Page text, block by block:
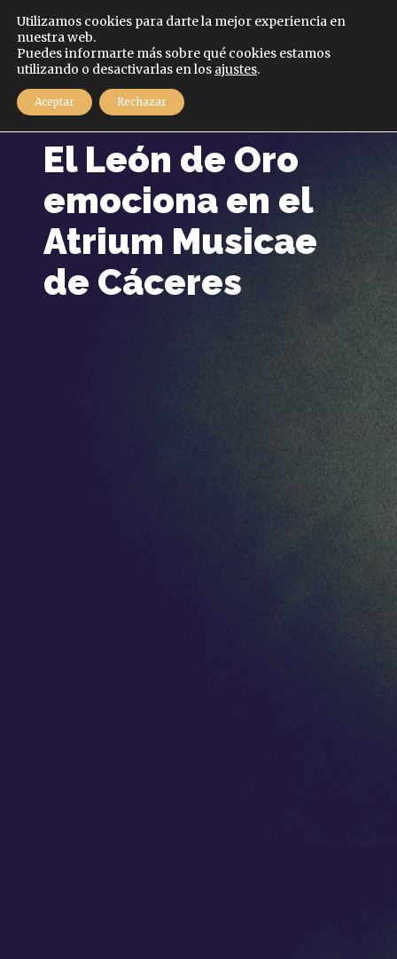
MENÚ
El León de Oro
emociona en el
Atrium Musicae
de Cáceres
Español
Utilizamos cookies para darte la mejor experiencia en
nuestra web.
Puedes informarte más sobre qué cookies estamos
utilizando o desactivarlas en los ajustes.
Aceptar Rechazar